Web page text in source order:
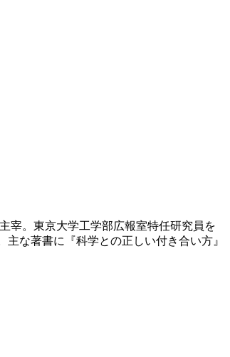
宰。東京大学工学部広報室特任研究員を
な著書に『科学との正しい付き合い方』